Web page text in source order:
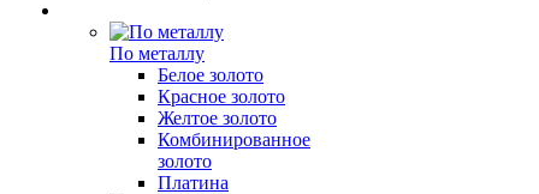
По металлу
Белое золото
Красное золото
Желтое золото
Комбинированное
золото
Платина